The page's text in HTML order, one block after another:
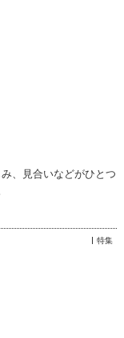
、見合いなどがひとつ
特集